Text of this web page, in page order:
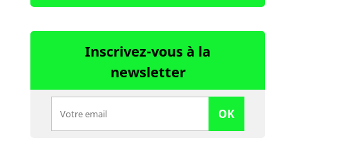
Inscrivez-vous à la
newsletter
OK